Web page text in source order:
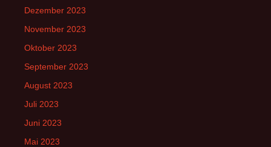
Dezember 2023
November 2023
Oktober 2023
September 2023
August 2023
Juli 2023
Juni 2023
Mai 2023